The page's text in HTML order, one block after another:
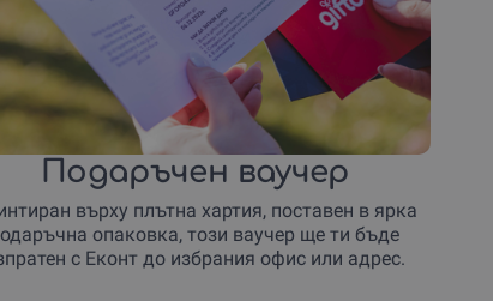
Подаръчен ваучер
върху плътна хартия, поставен в ярка
опаковка, този ваучер ще ти бъде
с Еконт до избрания офис или адрес.